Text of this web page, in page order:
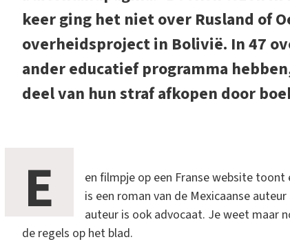
keer ging het niet over Rusland of
overheidsproject in Bolivië. In 47
ander educatief programma
deel van hun straf afkopen door
E
en filmpje op een Franse website
is een roman van de Mexicaanse
auteur is ook advocaat. Je weet maar
de regels op het blad.